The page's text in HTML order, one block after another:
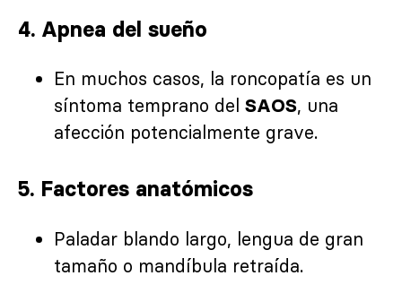
4. Apnea del sueño
En muchos casos, la roncopatía es un
síntoma temprano del SAOS, una
afección potencialmente grave.
5. Factores anatómicos
Paladar blando largo, lengua de gran
tamaño o mandíbula retraída.